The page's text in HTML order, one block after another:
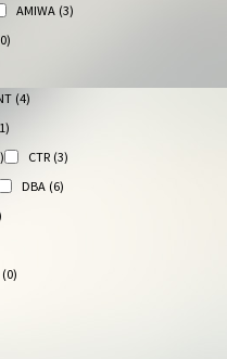
AMIWA (3)
(4)
CTR (3)
DBA (6)
(0)